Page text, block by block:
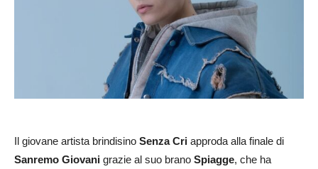
Il giovane artista brindisino Senza Cri approda alla finale di
Sanremo Giovani grazie al suo brano Spiagge, che ha